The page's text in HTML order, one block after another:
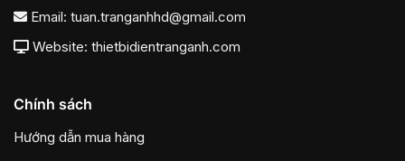
Email: tuan.tranganhhd@gmail.com
Website: thietbidientranganh.com
Chính sách
Hướng dẫn mua hàng